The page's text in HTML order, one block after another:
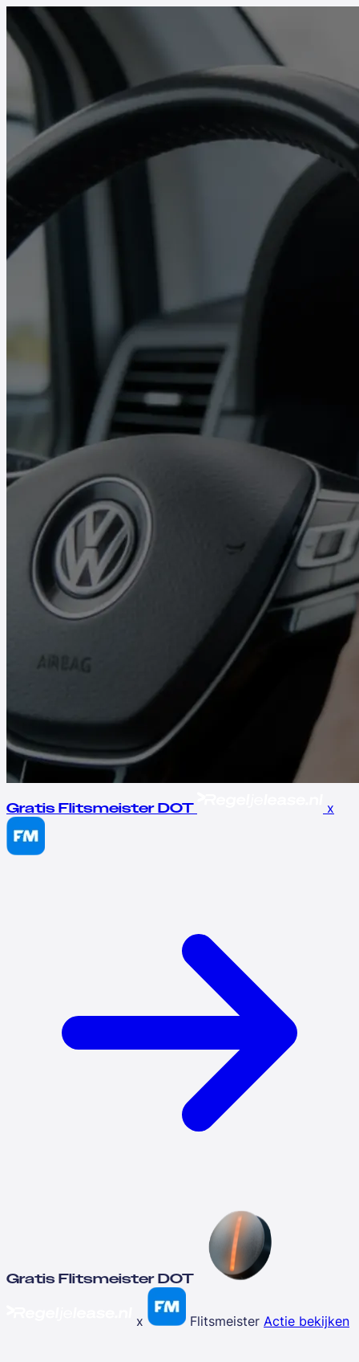
Gratis Flitsmeister DOT x
Gratis Flitsmeister DOT
x Flitsmeister Actie bekijken